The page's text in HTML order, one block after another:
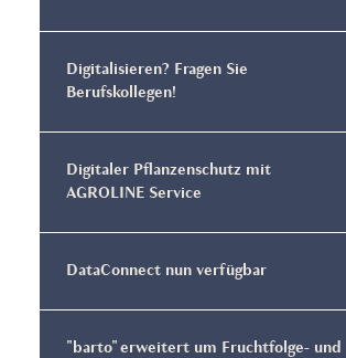
Digitalisieren? Fragen Sie
Berufskollegen!
Digitaler Pflanzenschutz mit
AGROLINE Service
DataConnect nun verfügbar
"barto" erweitert um Fruchtfolge- und